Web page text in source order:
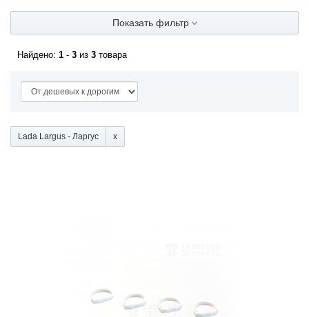
Показать фильтр
Найдено: 1 - 3 из 3 товара
Lada Largus - Ларгус